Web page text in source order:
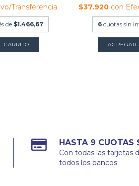
Transferencia
de $1.466,67
CARRITO
$37.920 con
6 cuotas sin
AGREGAR
HASTA 9 CUOTAS
Con todas las tarjetas
todos los bancos